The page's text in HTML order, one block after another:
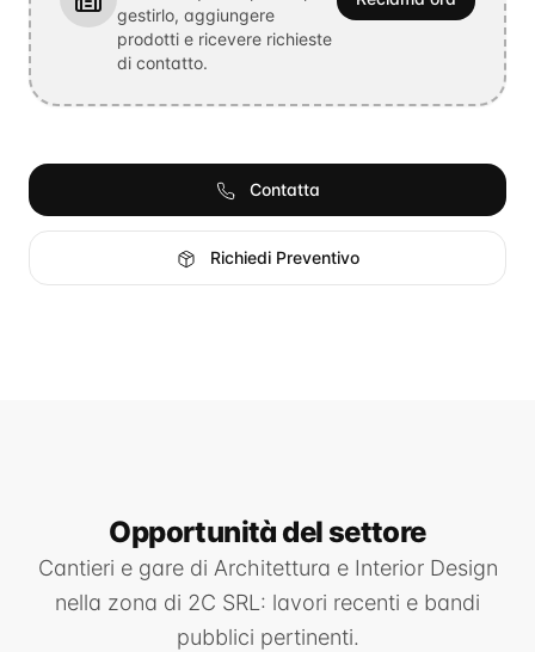
gestirlo, aggiungere
prodotti e ricevere richieste
di contatto.
Contatta
Richiedi Preventivo
Opportunitàdel settore
Cantieri e gare di Architettura e Interior Design
nella zona di 2C SRL : lavori recenti e bandi
pubblici pertinenti.